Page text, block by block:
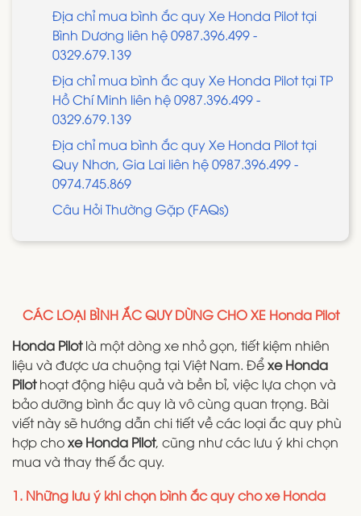
Địa chỉ mua bình ắc quy Xe Honda Pilot tại
Bình Dương liên hệ 0987.396.499 -
0329.679.139
Địa chỉ mua bình ắc quy Xe Honda Pilot tại TP
Hồ Chí Minh liên hệ 0987.396.499 -
0329.679.139
Địa chỉ mua bình ắc quy Xe Honda Pilot tại
Quy Nhơn, Gia Lai liên hệ 0987.396.499 -
0974.745.869
Câu Hỏi Thường Gặp (FAQs)
CÁC LOẠI BÌNH ẮC QUY DÙNG CHO XE Honda Pilot
Honda Pilotlà một dòng xe nhỏ gọn, tiết kiệm nhiên
liệu và được ưa chuộng tại Việt Nam. Đểxe Honda
Pilothoạt động hiệu quả và bền bỉ, việc lựa chọn và
bảo dưỡng bình ắc quy là vô cùng quan trọng. Bài
viết này sẽ hướng dẫn chi tiết về các loại ắc quy phù
hợp choxe Honda Pilot, cũng như các lưu ý khi chọn
mua và thay thế ắc quy.
1. Những lưu ý khi chọn bình ắc quy cho xe Honda